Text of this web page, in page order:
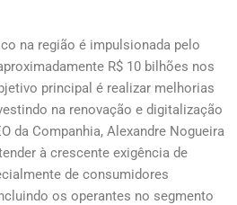
na região é impulsionada pelo
R$ 10 bilhões nos
principal é realizar melhorias
na renovação e digitalização
da Companhia, Alexandre Nogueira
à crescente exigência de
de consumidores
os operantes no segmento